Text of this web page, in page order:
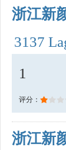
浙江新
3137
1
评分：
浙江新